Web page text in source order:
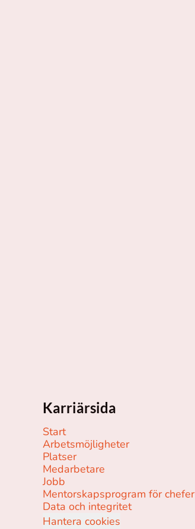
Karriärsida
Start
Arbetsmöjligheter
Platser
Medarbetare
Jobb
Mentorskapsprogram för chefer
Data och integritet
Hantera cookies